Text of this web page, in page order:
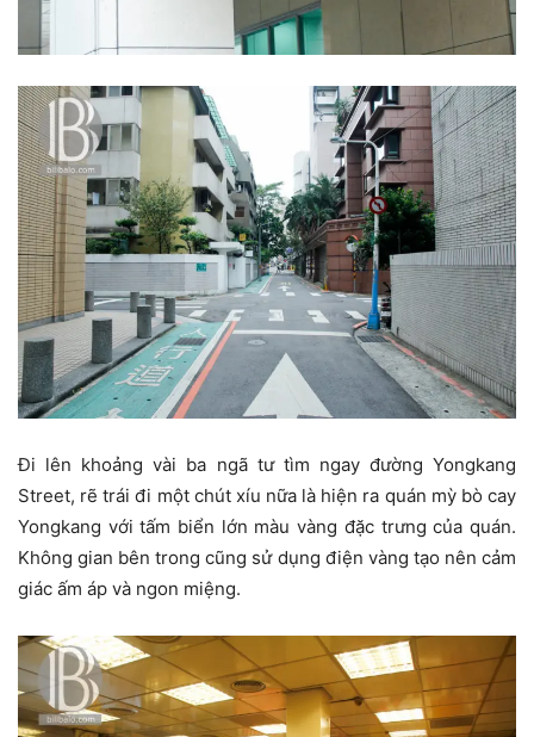
Đi lên khoảng vài ba ngã tư tìm ngay đường Yongkang
Street, rẽ trái đi một chút xíu nữa là hiện ra quán mỳ bò cay
Yongkang với tấm biển lớn màu vàng đặc trưng của quán.
Không gian bên trong cũng sử dụng điện vàng tạo nên cảm
giác ấm áp và ngon miệng.